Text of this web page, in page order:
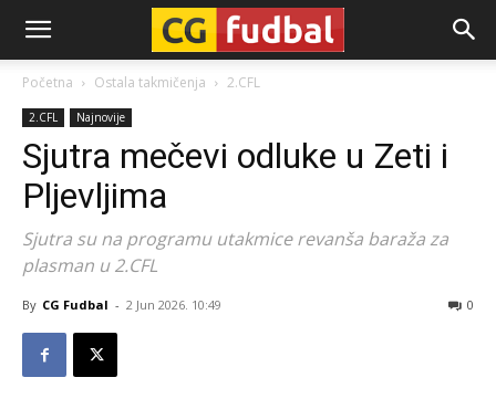
CG-
Fudbal
Početna Ostala takmičenja 2.CFL
2.CFL Najnovije
Sjutra mečevi odluke u Zeti i
Pljevljima
Sjutra su na programu utakmice revanša baraža za
plasman u 2.CFL
By CG Fudbal - 2 Jun 2026. 10:49 0